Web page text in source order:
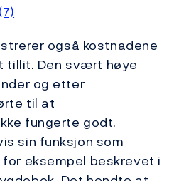
(7)
også kostnadene
tillit. Den svært høye
og etter
til at
fungerte godt.
sin funksjon som
eksempel beskrevet i